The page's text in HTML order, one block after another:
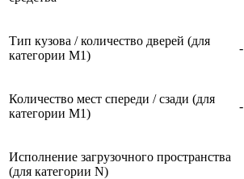
Тип кузова / количество дверей (для
категории М1)
-
Количество мест спереди / сзади (для
категории М1)
-
Исполнение загрузочного пространства
(для категории N)